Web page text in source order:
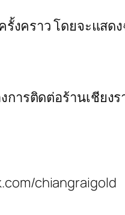
รั้งคราว โดยจะแส
ารติดต่อร้านเชียง
chiangraigold